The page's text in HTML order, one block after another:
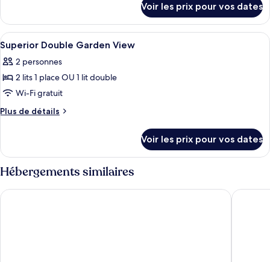
chambre :
Standard
Double
City
View
le
type
de
chambre
Standard
Double
View
Voir les prix pour vos dates
Afficher
toutes
les
photos
pour
ce
chambre :
Superior
Double
Garden
Coffres-forts dans les chambres,
5
Superior Double Garden View
2 personnes
2 lits 1 place OU 1 lit double
Wi-Fi gratuit
Plus de détails
Plus
le
type
de
chambre
Superior
Voir les prix pour vos dates
Hébergements similaires
Hampton by Hilton Düsseldorf City Centre Premier